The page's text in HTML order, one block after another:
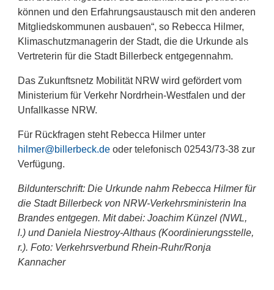
können und den Erfahrungsaustausch mit den anderen
Mitgliedskommunen ausbauen“, so Rebecca Hilmer,
Klimaschutzmanagerin der Stadt, die die Urkunde als
Vertreterin für die Stadt Billerbeck entgegennahm.
Das Zukunftsnetz Mobilität NRW wird gefördert vom
Ministerium für Verkehr Nordrhein-Westfalen und der
Unfallkasse NRW.
Für Rückfragen steht Rebecca Hilmer unter
hilmer@billerbeck.deoder telefonisch 02543/73-38 zur
Verfügung.
Bildunterschrift: Die Urkunde nahm Rebecca Hilmer für
die Stadt Billerbeck von NRW-Verkehrsministerin Ina
Brandes entgegen. Mit dabei: Joachim Künzel (NWL,
l.) und Daniela Niestroy-Althaus (Koordinierungsstelle,
r.). Foto: Verkehrsverbund Rhein-Ruhr/Ronja
Kannacher